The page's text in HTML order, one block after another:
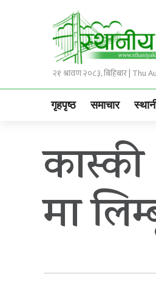
२१ श्रावण २०८३, बिहिबार | Thu
गृहपृष्ठ समाचार
मा